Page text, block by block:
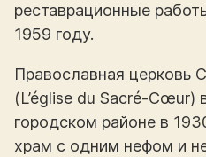
реставрационные
1959 году.
Православная церковь
(L’église du Sacré-Cœur)
городском районе в
храм с одним нефом и